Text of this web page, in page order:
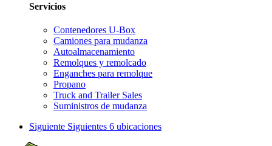
Servicios
Contenedores U-Box
Camiones para mudanza
Autoalmacenamiento
Remolques y remolcado
Enganches para remolque
Propano
Truck and Trailer Sales
Suministros de mudanza
Siguiente Siguientes 6 ubicaciones